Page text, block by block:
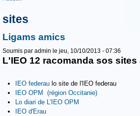
sites
Ligams amics
Soumis par admin le jeu, 10/10/2013 - 07:36
L'IEO 12 racomanda sos sites
IEO federau lo site de l'IEO federau
IEO OPM (région Occitanie)
Lo diari de L'IEO OPM
IEO d'Erau